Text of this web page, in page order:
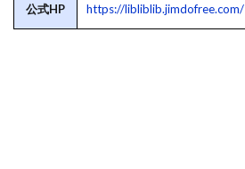
公式HP https://libliblib.jimdofree.com/